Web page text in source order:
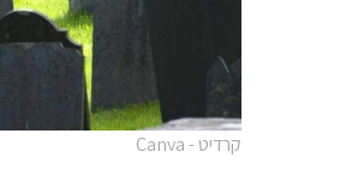
קרדיט - Canva